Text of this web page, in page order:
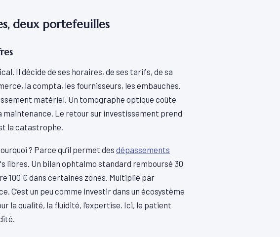
deux portefeuilles
Il décide de ses horaires, de ses tarifs, de sa
la compta, les fournisseurs, les embauches.
matériel. Un tomographe optique coûte
Le retour sur investissement prend
la catastrophe.
? Parce qu’il permet des dépassements
libres. Un bilan ophtalmo standard remboursé 30
100 € dans certaines zones. Multiplié par
C’est un peu comme investir dans un écosystème
la qualité, la fluidité, l’expertise. Ici, le patient